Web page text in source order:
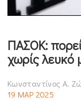
ΠΑΣΟΚ:
χωρίς λευκό
Κωνσταντίνος Α.
19 ΜΑΡ 2025